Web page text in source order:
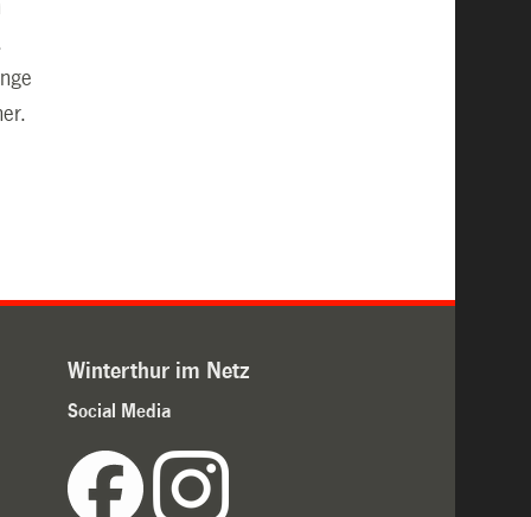
Winterthur im Netz
Social Media